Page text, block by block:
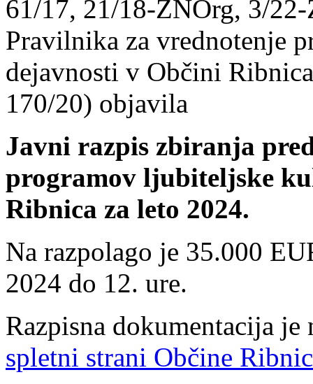
61/17, 21/18-ZNOrg, 3/
Pravilnika za vrednotenje
dejavnosti v Občini
170/20) objavila
Javni razpis zbiranja
programov ljubiteljske
Ribnica za leto 2024.
Na razpolago je 35.000
2024 do 12. ure.
Razpisna dokumentacija
spletni strani Občine